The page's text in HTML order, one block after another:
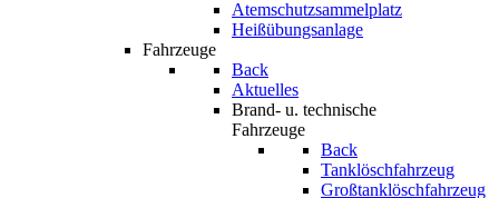
Atemschutzsammelplatz
Heißübungsanlage
Fahrzeuge
Back
Aktuelles
Brand- u. technische
Fahrzeuge
Back
Tanklöschfahrzeug
Großtanklöschfahrzeug